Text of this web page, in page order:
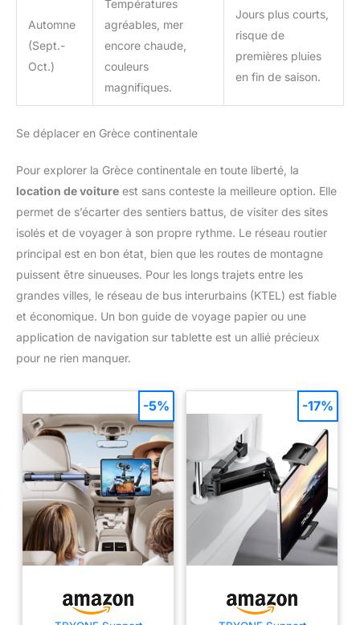
Automne
(Sept.-
Oct.)
Températures
agréables, mer
encore chaude,
couleurs
magnifiques.
Jours plus courts,
risque de
premières pluies
en fin de saison.
Se déplacer en Grèce continentale
Pour explorer la Grèce continentale en toute liberté, la
location de voiture est sans conteste la meilleure option. Elle
permet de s’écarter des sentiers battus, de visiter des sites
isolés et de voyager à son propre rythme. Le réseau routier
principal est en bon état, bien que les routes de montagne
puissent être sinueuses. Pour les longs trajets entre les
grandes villes, le réseau de bus interurbains (KTEL) est fiable
et économique. Un bon guide de voyage papier ou une
application de navigation sur tablette est un allié précieux
pour ne rien manquer.
-5% -17%